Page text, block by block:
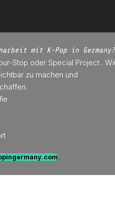
mit K-Pop in Germany?
Stop oder Special Project .
zu machen und